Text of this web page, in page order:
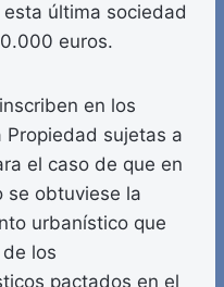
última sociedad
euros.
en los
sujetas a
el caso de que en
se obtuviese la
urbanístico que
los
pactados en el